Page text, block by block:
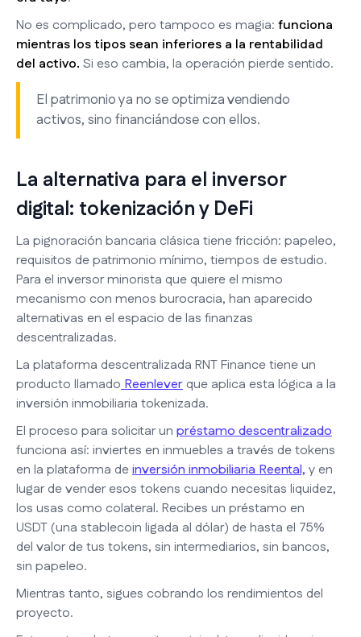
No es complicado, pero tampoco es magia: funciona
mientras los tipos sean inferiores a la rentabilidad
del activo. Si eso cambia, la operación pierde sentido.
El patrimonio ya no se optimiza vendiendo
activos, sino financiándose con ellos.
La alternativa para el inversor
digital: tokenización y DeFi
La pignoración bancaria clásica tiene fricción: papeleo,
requisitos de patrimonio mínimo, tiempos de estudio.
Para el inversor minorista que quiere el mismo
mecanismo con menos burocracia, han aparecido
alternativas en el espacio de las finanzas
descentralizadas.
La plataforma descentralizada RNT Finance tiene un
producto llamadoReenlever que aplica esta lógica a la
inversión inmobiliaria tokenizada.
El proceso para solicitar un préstamo descentralizado
funciona así: inviertes en inmuebles a través de tokens
en la plataforma deinversión inmobiliaria Reental, y en
lugar de vender esos tokens cuando necesitas liquidez,
los usas como colateral. Recibes un préstamo en
USDT (una stablecoin ligada al dólar) de hasta el 75%
del valor de tus tokens, sin intermediarios, sin bancos,
sin papeleo.
Mientras tanto, sigues cobrando los rendimientos del
proyecto.